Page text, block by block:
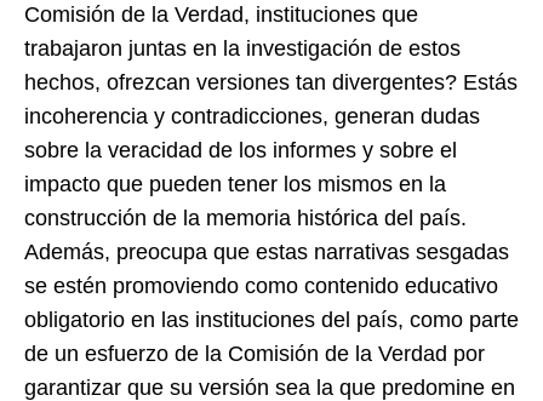
Comisión de la Verdad, instituciones que
trabajaron juntas en la investigación de estos
hechos, ofrezcan versiones tan divergentes? Estás
incoherencia y contradicciones, generan dudas
sobre la veracidad de los informes y sobre el
impacto que pueden tener los mismos en la
construcción de la memoria histórica del país.
Además, preocupa que estas narrativas sesgadas
se estén promoviendo como contenido educativo
obligatorio en las instituciones del país, como parte
de un esfuerzo de la Comisión de la Verdad por
garantizar que su versión sea la que predomine en